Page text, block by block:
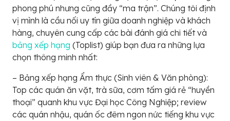
phong phú nhưng cũng đầy “ma trận”. Chúng tôi định
vị mình là cầu nối uy tín giữa doanh nghiệp và khách
hàng, chuyên cung cấp các bài đánh giá chi tiết và
bảng xếp hạng (Toplist) giúp bạn đưa ra những lựa
chọn thông minh nhất:
– Bảng xếp hạng Ẩm thực (Sinh viên & Văn phòng):
Top các quán ăn vặt, trà sữa, cơm tấm giá rẻ “huyền
thoại” quanh khu vực Đại học Công Nghiệp; review
các quán nhậu, quán ốc đêm ngon nức tiếng khu vực